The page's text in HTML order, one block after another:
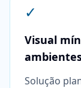
✓
Visual
Solução